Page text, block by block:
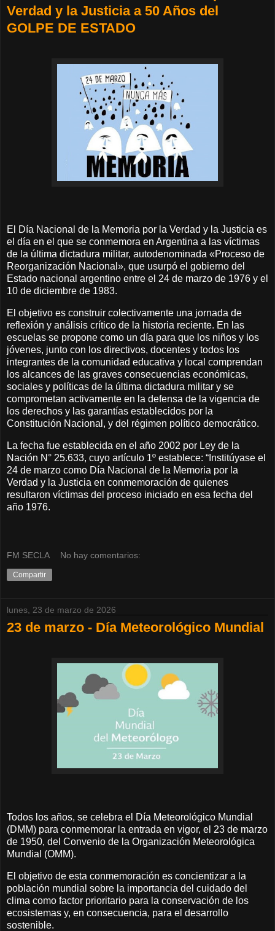
Verdad y la Justicia a 50 Años del
GOLPE DE ESTADO
El Día Nacional de la Memoria por la Verdad y la Justicia es
el día en el que se conmemora en Argentina a las víctimas
de la última dictadura militar, autodenominada «Proceso de
Reorganización Nacional», que usurpó el gobierno del
Estado nacional argentino entre el 24 de marzo de 1976 y el
10 de diciembre de 1983.
El objetivo es construir colectivamente una jornada de
reflexión y análisis crítico de la historia reciente. En las
escuelas se propone como un día para que los niños y los
jóvenes, junto con los directivos, docentes y todos los
integrantes de la comunidad educativa y local comprendan
los alcances de las graves consecuencias económicas,
sociales y políticas de la última dictadura militar y se
comprometan activamente en la defensa de la vigencia de
los derechos y las garantías establecidos por la
Constitución Nacional, y del régimen político democrático.
La fecha fue establecida en el año 2002 por Ley de la
Nación N° 25.633, cuyo artículo 1º establece: “Institúyase el
24 de marzo como Día Nacional de la Memoria por la
Verdad y la Justicia en conmemoración de quienes
resultaron víctimas del proceso iniciado en esa fecha del
año 1976.
FM SECLA No hay comentarios:
Compartir
lunes, 23 de marzo de 2026
23 de marzo - Día Meteorológico Mundial
Todos los años, se celebra el Día Meteorológico Mundial
(DMM) para conmemorar la entrada en vigor, el 23 de marzo
de 1950, del Convenio de la Organización Meteorológica
Mundial (OMM).
El objetivo de esta conmemoración es concientizar a la
población mundial sobre la importancia del cuidado del
clima como factor prioritario para la conservación de los
ecosistemas y, en consecuencia, para el desarrollo
sostenible.